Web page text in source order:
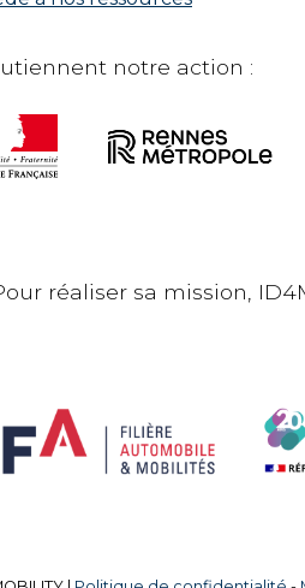
notre action :
réaliser sa mission,